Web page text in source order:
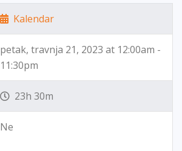
Kalendar
petak, travnja 21, 2023 at 12:00am -
11:30pm
23h 30m
Ne